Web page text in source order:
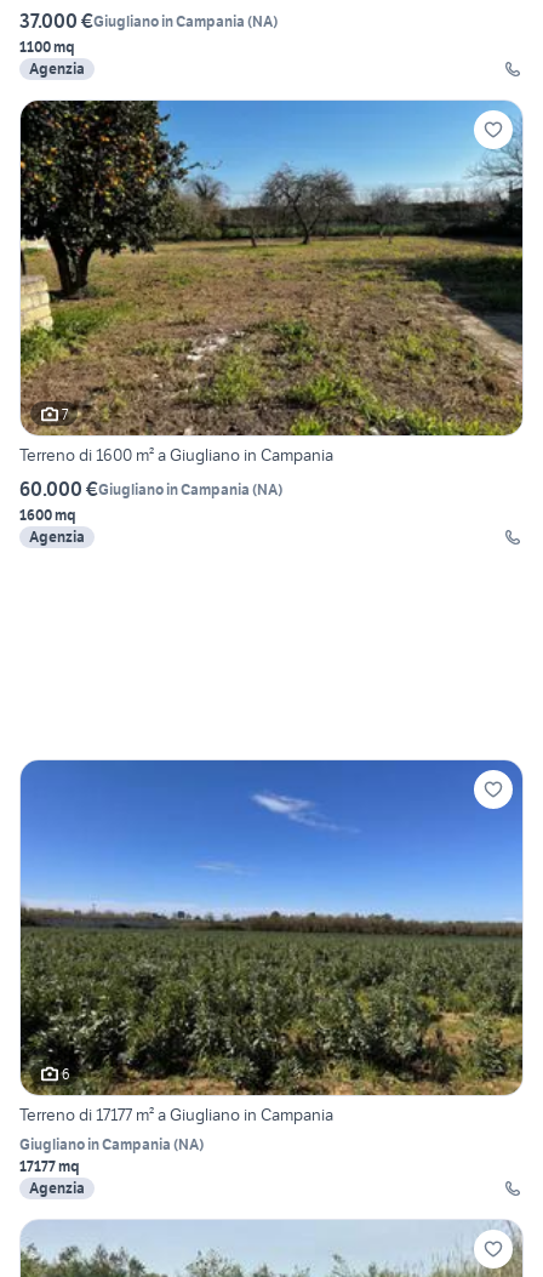
37.000 €Giugliano in Campania (NA)
1100 mq
Agenzia
7
Terreno di 1600 m² a Giugliano in Campania
60.000 €Giugliano in Campania (NA)
1600 mq
Agenzia
6
Terreno di 17177 m² a Giugliano in Campania
Giugliano in Campania (NA)
17177 mq
Agenzia